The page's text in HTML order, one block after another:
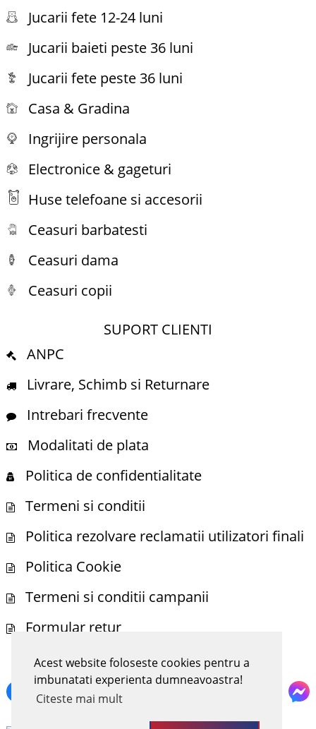
Acest website foloseste cookies pentru a
imbunatati experienta dumneavoastra!
Citeste mai mult
Jucarii fete 12-24 luni
Jucarii baieti peste 36 luni
Jucarii fete peste 36 luni
Casa & Gradina
Ingrijire personala
Electronice & gageturi
Huse telefoane si accesorii
Ceasuri barbatesti
Ceasuri dama
Ceasuri copii
SUPORT CLIENTI
ANPC
Livrare, Schimb si Returnare
Intrebari frecvente
Modalitati de plata
Politica de confidentialitate
Termeni si conditii
Politica rezolvare reclamatii utilizatori finali
Politica Cookie
Termeni si conditii campanii
Formular retur
NE POTI GASI SI PE